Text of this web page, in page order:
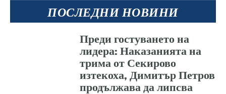
ПОСЛЕДНИ НОВИНИ
Преди гостуването на
лидера: Наказанията на
трима от Секирово
изтекоха, Димитър Петров
продължава да липсва